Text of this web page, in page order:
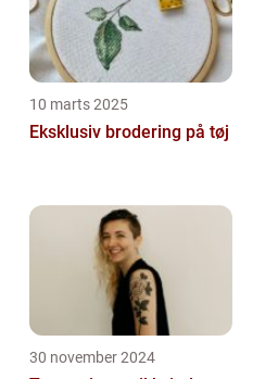
10 marts 2025
Eksklusiv brodering på tøj
30 november 2024